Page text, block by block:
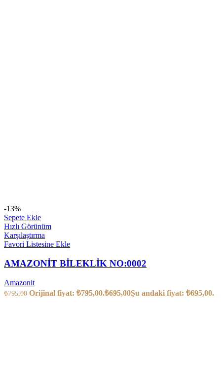
-13%
Sepete Ekle
Hızlı Görünüm
Karşılaştırma
Favori Listesine Ekle
AMAZONİT BİLEKLİK NO:0002
Amazonit
₺795,00 Orijinal fiyat: ₺795,00.₺695,00Şu andaki fiyat: ₺695,00.